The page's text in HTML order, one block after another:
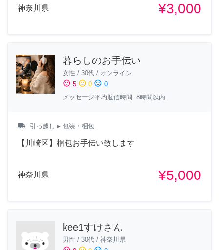
神奈川県 ¥3,000
暮らしのお手伝い
女性 / 30代 / オンライン
sentiment_satisfied 5 sentiment_neutral 0 sentiment_dissatisfied 0
メッセージ平均返信時間: 8時間以内
local_shipping 引っ越し ▸ 包装・梱包
【川崎区】梱包お手伝い致します
神奈川県 ¥5,000
kee1すけさん
男性 / 30代 / 神奈川県